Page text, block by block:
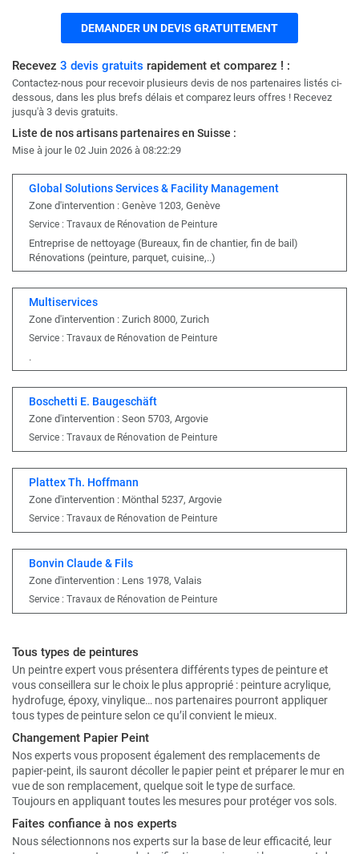
DEMANDER UN DEVIS GRATUITEMENT
Recevez 3 devis gratuits rapidement et comparez ! :
Contactez-nous pour recevoir plusieurs devis de nos partenaires listés ci-
dessous, dans les plus brefs délais et comparez leurs offres ! Recevez
jusqu'à 3 devis gratuits.
Liste de nos artisans partenaires en Suisse :
Mise à jour le 02 Juin 2026 à 08:22:29
Global Solutions Services & Facility Management
Zone d'intervention : Genève 1203, Genève
Service : Travaux de Rénovation de Peinture
Entreprise de nettoyage (Bureaux, fin de chantier, fin de bail)
Rénovations (peinture, parquet, cuisine,..)
Multiservices
Zone d'intervention : Zurich 8000, Zurich
Service : Travaux de Rénovation de Peinture
.
Boschetti E. Baugeschäft
Zone d'intervention : Seon 5703, Argovie
Service : Travaux de Rénovation de Peinture
Plattex Th. Hoffmann
Zone d'intervention : Mönthal 5237, Argovie
Service : Travaux de Rénovation de Peinture
Bonvin Claude & Fils
Zone d'intervention : Lens 1978, Valais
Service : Travaux de Rénovation de Peinture
Tous types de peintures
Un peintre expert vous présentera différents types de peinture et
vous conseillera sur le choix le plus approprié : peinture acrylique,
hydrofuge, époxy, vinylique… nos partenaires pourront appliquer
tous types de peinture selon ce qu’il convient le mieux.
Changement Papier Peint
Nos experts vous proposent également des remplacements de
papier-peint, ils sauront décoller le papier peint et préparer le mur en
vue de son remplacement, quelque soit le type de surface.
Toujours en appliquant toutes les mesures pour protéger vos sols.
Faites confiance à nos experts
Nous sélectionnons nos experts sur la base de leur efficacité, leur